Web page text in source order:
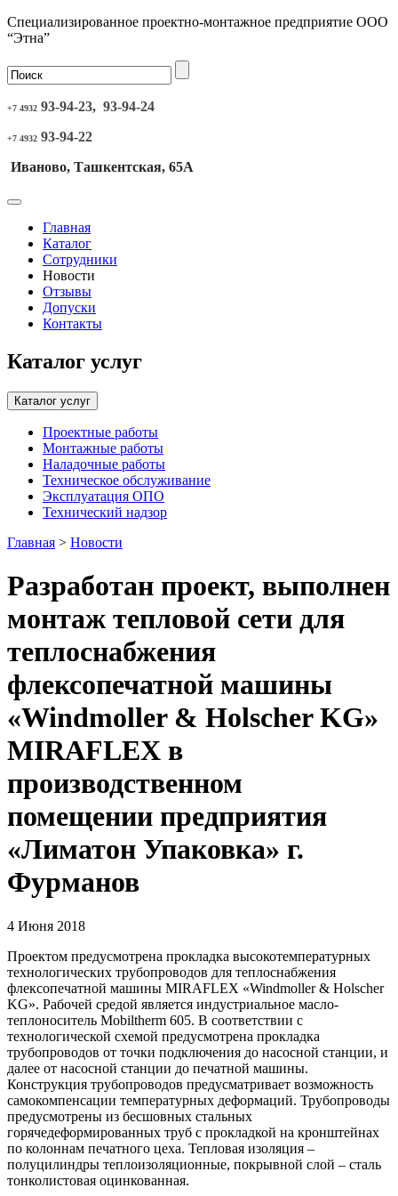
Специализированное проектно-монтажное предприятие ООО
“Этна”
+7 4932 93-94-23, 93-94-24
+7 4932 93-94-22
Иваново, Ташкентская, 65А
Главная
Каталог
Сотрудники
Новости
Отзывы
Допуски
Контакты
Каталог услуг
Каталог услуг
Проектные работы
Монтажные работы
Наладочные работы
Техническое обслуживание
Эксплуатация ОПО
Технический надзор
Главная > Новости
Разработан проект, выполнен
монтаж тепловой сети для
теплоснабжения
флексопечатной машины
«Windmoller & Holscher KG»
MIRAFLEX в
производственном
помещении предприятия
«Лиматон Упаковка» г.
Фурманов
4 Июня 2018
Проектом предусмотрена прокладка высокотемпературных
технологических трубопроводов для теплоснабжения
флексопечатной машины MIRAFLEX «Windmoller & Holscher
KG». Рабочей средой является индустриальное масло-
теплоноситель Mobiltherm 605. В соответствии с
технологической схемой предусмотрена прокладка
трубопроводов от точки подключения до насосной станции, и
далее от насосной станции до печатной машины.
Конструкция трубопроводов предусматривает возможность
самокомпенсации температурных деформаций. Трубопроводы
предусмотрены из бесшовных стальных
горячедеформированных труб с прокладкой на кронштейнах
по колоннам печатного цеха. Тепловая изоляция –
полуцилиндры теплоизоляционные, покрывной слой – сталь
тонколистовая оцинкованная.